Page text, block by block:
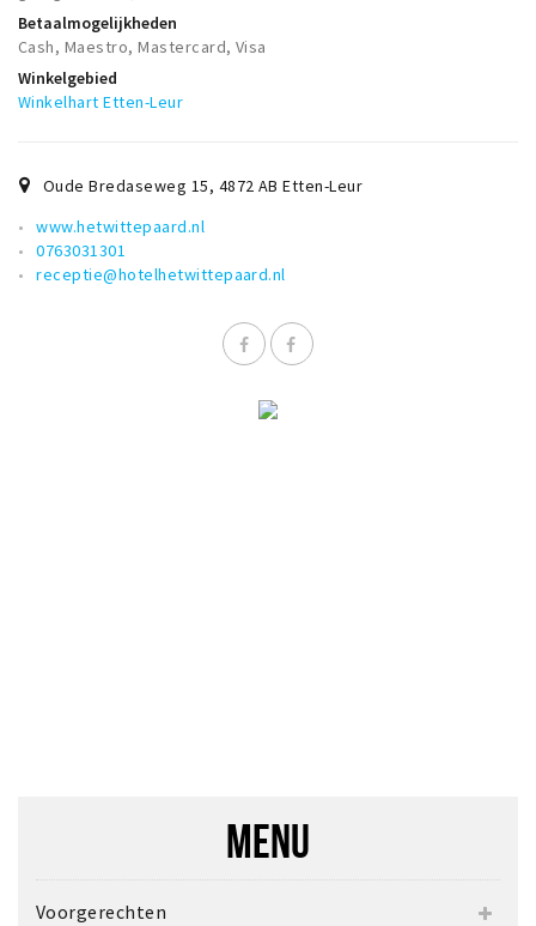
Betaalmogelijkheden
Cash, Maestro, Mastercard, Visa
Winkelgebied
Winkelhart Etten-Leur
Oude Bredaseweg 15, 4872 AB Etten-Leur
www.hetwittepaard.nl
0763031301
receptie@hotelhetwittepaard.nl
MENU
Voorgerechten